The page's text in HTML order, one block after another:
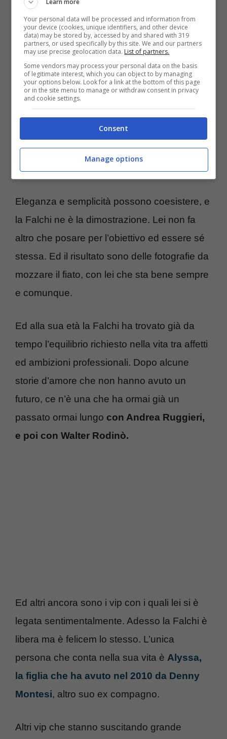
Anna Falchi in posa (Blueshouse.it)
La showgirl, in passato anche attrice e
modella, è sempre sulla cresta dell’onda.
Passano gli anni ma non passano la sua
incantevole. Lei ha fatto tante cose in
carriera, tra tv, teatro ed incursioni anche nel
mondo del cinema e della musica.
Eleganza e semplicità possono coesistere, e
la Falchi ne è la dimostrazione. Lei non fa
altro che posare per l’obiettivo ed essere sé
stessa. Ed il risultato sono delle fotografie da
mozzare il fiato, con lei che sta bene sempre
e comunque.
Ed alla sua età la Falchi ha trovato già da
tempo l’equilibrio richiesto nella vita tra affetti
ed ambizioni professionali. Dopo alcune
storie d’amore che non hanno avuto un
futuro, ce n’è una che ha ormai già un
passato ormai lungo con Andrea Ruggieri,
e poi con Walter Rodinò.
Ed altri ancora sono i vip con i quali lei si è
legata sentimentalmente. Adesso la Falchi è
libera ma è felicem lo stesso. L’unica
persona che conta nella sua vita è Alyssa,
la figlia che ha avuto nel 2010 da Denny
Montesi, altro suo ex compagno.
Altri vip che stanno suscitando grande
Your personal data will be processed and information from
your device (cookies, unique identifiers, and other device
data) may be stored by, accessed by and shared with 319
partners, or used specifically by this site. We and our partners
may use precise geolocation data. List of partners.
Some vendors may process your personal data on the basis
of legitimate interest, which you can object to by managing
your options below. Look for a link at the bottom of this page
or in the site menu to manage or withdraw consent in privacy
and cookie settings.
Consent
Manage options